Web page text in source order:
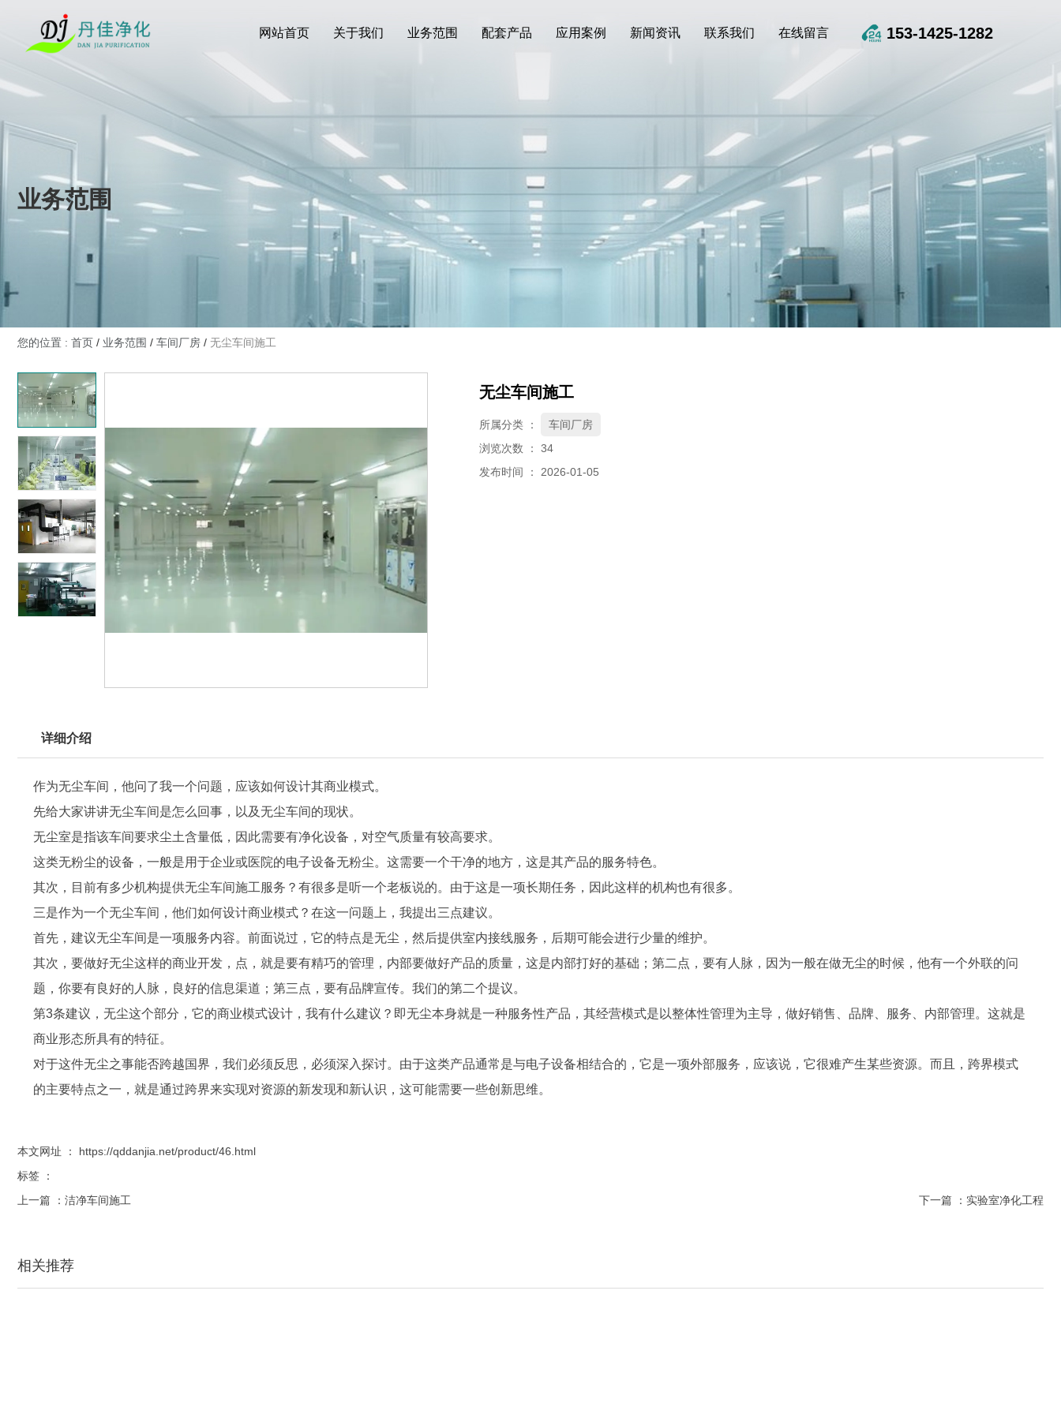
网站首页 关于我们 业务范围 配套产品 应用案例 新闻资讯 联系我们 在线留言 153-1425-1282
业务范围
您的位置 : 首页 / 业务范围 / 车间厂房 / 无尘车间施工
无尘车间施工
所属分类 ：
车间厂房
浏览次数 ： 34
发布时间 ： 2026-01-05
详细介绍
作为无尘车间 ，他问了我一个问题，应该如何设计其商业模式。
先给大家讲讲无尘车间是怎么回事，以及无尘车间的现状。
无尘室是指该车间要求尘土含量低，因此需要有净化设备，对空气质量有较高要求。
这类无粉尘的设备，一般是用于企业或医院的电子设备无粉尘。这需要一个干净的地方，这是其产品的服务特色。
其次，目前有多少机构提供无尘车间施工服务？有很多是听一个老板说的。由于这是一项长期任务，因此这样的机构也有很多。
三是作为一个无尘车间，他们如何设计商业模式？在这一问题上，我提出三点建议。
首先，建议无尘车间是一项服务内容。前面说过，它的特点是无尘，然后提供室内接线服务，后期可能会进行少量的维护。
其次，要做好无尘这样的商业开发，点，就是要有精巧的管理，内部要做好产品的质量，这是内部打好的基础；第二点，要有人脉，因为一般在做无尘的时候，他有一个外联的问
题，你要有良好的人脉，良好的信息渠道；第三点，要有品牌宣传。我们的第二个提议。
第3条建议，无尘这个部分，它的商业模式设计，我有什么建议？即无尘本身就是一种服务性产品，其经营模式是以整体性管理为主导，做好销售、品牌、服务、内部管理。这就是
商业形态所具有的特征。
对于这件无尘之事能否跨越国界，我们必须反思，必须深入探讨。由于这类产品通常是与电子设备相结合的，它是一项外部服务，应该说，它很难产生某些资源。而且，跨界模式
的主要特点之一，就是通过跨界来实现对资源的新发现和新认识，这可能需要一些创新思维。
本文网址 ： https://qddanjia.net/product/46.html
标签 ：
上一篇 ： 洁净车间施工 下一篇 ： 实验室净化工程
相关推荐